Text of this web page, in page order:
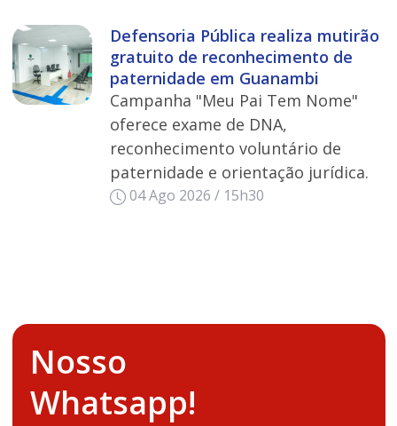
Defensoria Pública realiza mutirão
gratuito de reconhecimento de
paternidade em Guanambi
Campanha "Meu Pai Tem Nome"
oferece exame de DNA,
reconhecimento voluntário de
paternidade e orientação jurídica.
04 Ago 2026 / 15h30
Nosso
Whatsapp!